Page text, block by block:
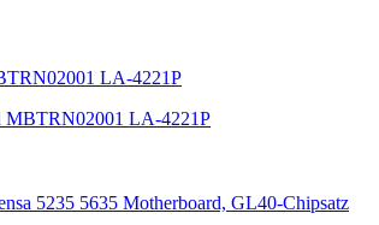
MBTRN02001 LA-4221P